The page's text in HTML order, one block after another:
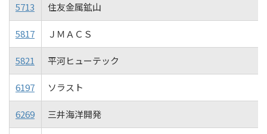
5713 住友金属鉱山
5817 ＪＭＡＣＳ
5821 平河ヒューテック
6197 ソラスト
6269 三井海洋開発